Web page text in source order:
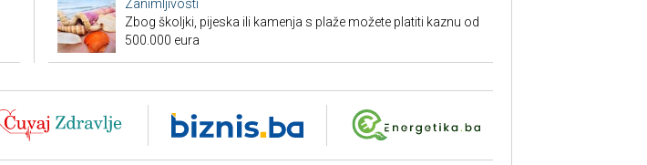
Zanimljivosti
Zbog školjki, pijeska ili kamenja s plaže možete platiti kaznu od
500.000 eura